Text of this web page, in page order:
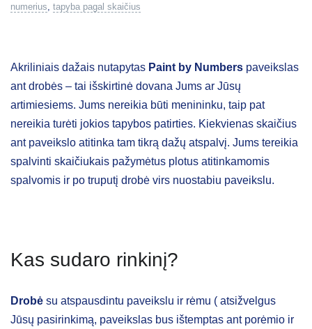
numerius, tapyba pagal skaičius
Akriliniais dažais nutapytas Paint by Numbers paveikslas
ant drobės – tai išskirtinė dovana Jums ar Jūsų
artimiesiems. Jums nereikia būti menininku, taip pat
nereikia turėti jokios tapybos patirties. Kiekvienas skaičius
ant paveikslo atitinka tam tikrą dažų atspalvį. Jums tereikia
spalvinti skaičiukais pažymėtus plotus atitinkamomis
spalvomis ir po truputį drobė virs nuostabiu paveikslu.
Kas sudaro rinkinį?
Drobė su atspausdintu paveikslu ir rėmu ( atsižvelgus
Jūsų pasirinkimą, paveikslas bus ištemptas ant porėmio ir